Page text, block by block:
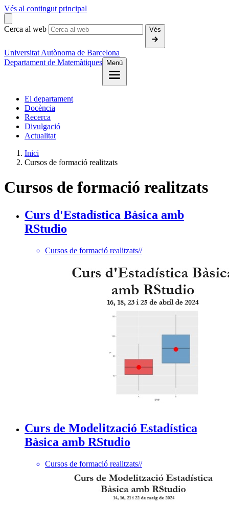
Vés al contingut principal
Cerca al web Vés
Universitat Autònoma de Barcelona
Departament de Matemàtiques
Menú
El departament
Docència
Recerca
Divulgació
Actualitat
Inici
Cursos de formació realitzats
Cursos de formació realitzats
Curs d'Estadística Bàsica amb
RStudio
Cursos de formació realitzats//
Curs de Modelització Estadística
Bàsica amb RStudio
Cursos de formació realitzats//